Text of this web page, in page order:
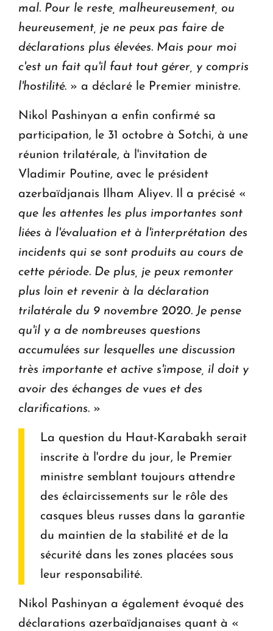
mal. Pour le reste, malheureusement, ou
heureusement, je ne peux pas faire de
déclarations plus élevées. Mais pour moi
c'est un fait qu'il faut tout gérer, y compris
l'hostilité. » a déclaré le Premier ministre.
Nikol Pashinyan a enfin confirmé sa
participation, le 31 octobre à Sotchi, à une
réunion trilatérale, à l'invitation de
Vladimir Poutine, avec le président
azerbaïdjanais Ilham Aliyev. Il a précisé «
que les attentes les plus importantes sont
liées à l'évaluation et à l'interprétation des
incidents qui se sont produits au cours de
cette période. De plus, je peux remonter
plus loin et revenir à la déclaration
trilatérale du 9 novembre 2020. Je pense
qu'il y a de nombreuses questions
accumulées sur lesquelles une discussion
très importante et active s'impose, il doit y
avoir des échanges de vues et des
clarifications. »
La question du Haut-Karabakh serait
inscrite à l'ordre du jour, le Premier
ministre semblant toujours attendre
des éclaircissements sur le rôle des
casques bleus russes dans la garantie
du maintien de la stabilité et de la
sécurité dans les zones placées sous
leur responsabilité.
Nikol Pashinyan a également évoqué des
déclarations azerbaïdjanaises quant à «